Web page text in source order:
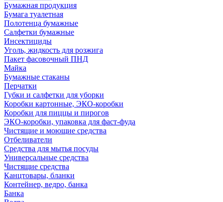
Бумажная продукция
Бумага туалетная
Полотенца бумажные
Салфетки бумажные
Инсектициды
Уголь, жидкость для розжига
Пакет фасовочный ПНД
Майка
Бумажные стаканы
Перчатки
Губки и салфетки для уборки
Коробки картонные, ЭКО-коробки
Коробки для пиццы и пирогов
ЭКО-коробки, упаковка для фаст-фуда
Чистящие и моющие средства
Отбеливатели
Средства для мытья посуды
Универсальные средства
Чистящие средства
Канцтовары, бланки
Контейнер, ведро, банка
Банка